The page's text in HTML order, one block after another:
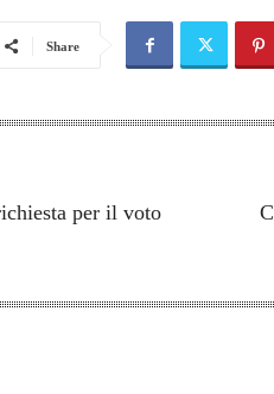
Share
per il voto